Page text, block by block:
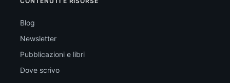
Blog
Newsletter
Pubblicazioni e libri
Dove scrivo